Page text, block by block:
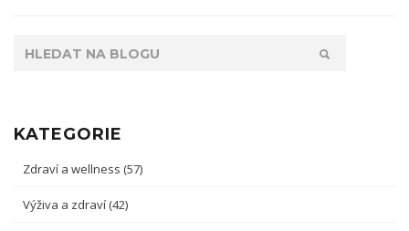
KATEGORIE
Zdraví a wellness (57)
Výživa a zdraví (42)